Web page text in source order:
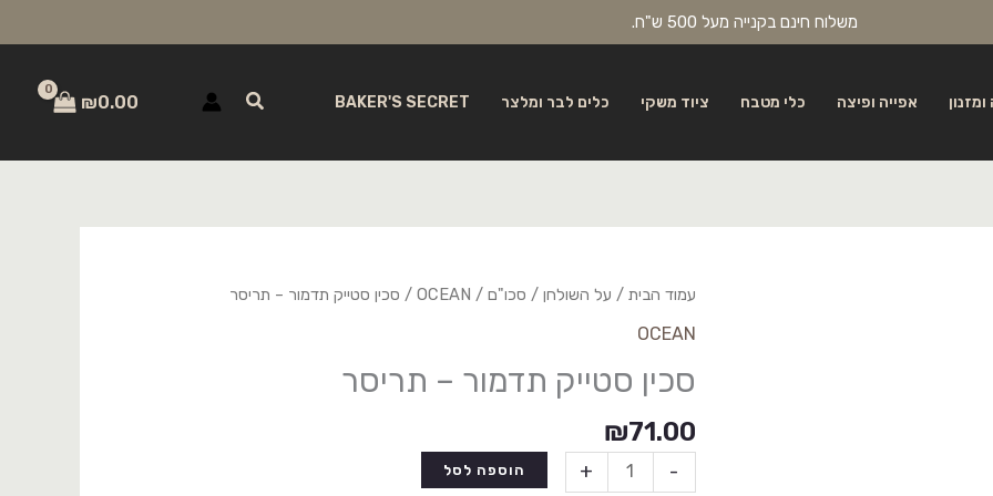
משלוח חינם בקנייה מעל 500 ש"ח.
אפייה ופיצה כלי מטבח ציוד משקי כלים לבר ומלצר BAKER'S SECRET חיפוש ₪0.00
עמוד הבית / על השולחן / סכו"ם /
OCEAN / סכין סטייק תדמור – תריסר
OCEAN
סכין סטייק תדמור – תריסר
₪71.00
-
+ הוספה לסל